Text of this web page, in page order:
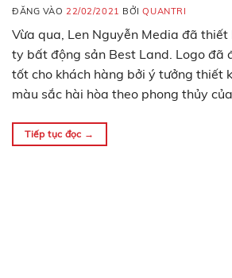
ĐĂNG VÀO 22/02/2021 BỞIQUANTRI
Vừa qua, Len Nguyễn Media đã thiết
ty bất động sản Best Land. Logo đã
tốt cho khách hàng bởi ý tưởng thiết
màu sắc hài hòa theo phong thủy
Tiếp tục đọc →